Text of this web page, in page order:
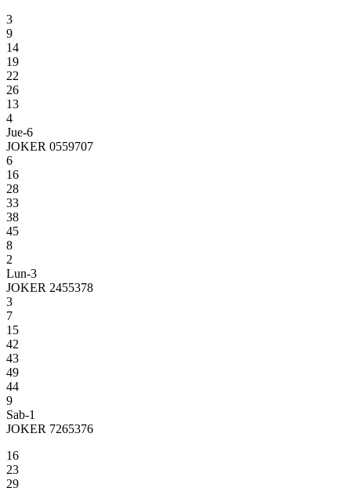
3
9
14
19
22
26
13
4
Jue-6
JOKER 0559707
6
16
28
33
38
45
8
2
Lun-3
JOKER 2455378
3
7
15
42
43
49
44
9
Sab-1
JOKER 7265376
16
23
29